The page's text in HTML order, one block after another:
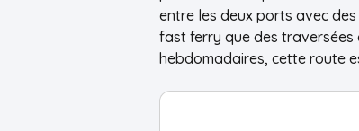
entre les deux ports avec
fast ferry que des traversées
hebdomadaires, cette route